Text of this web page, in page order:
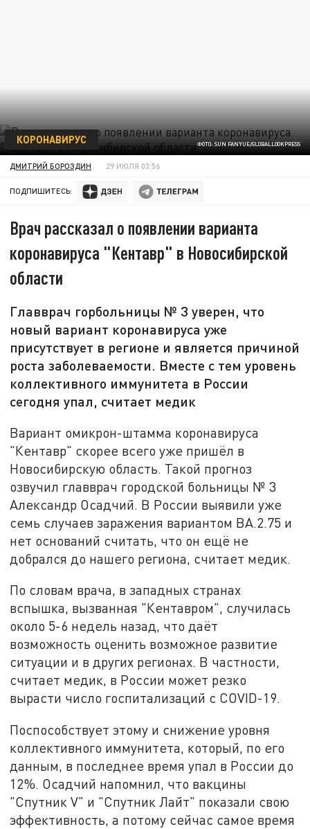
ФОТО: SUN FANYUE/GLOBALLOOKPRESS
КОРОНАВИРУС
ДМИТРИЙ БОРОЗДИН 29 ИЮЛЯ 03:56
ПОДПИШИТЕСЬ:
Врач рассказал о появлении варианта
коронавируса "Кентавр" в Новосибирской
области
Главврач горбольницы № 3 уверен, что
новый вариант коронавируса уже
присутствует в регионе и является причиной
роста заболеваемости. Вместе с тем уровень
коллективного иммунитета в России
сегодня упал, считает медик
Вариант омикрон-штамма коронавируса
"Кентавр" скорее всего уже пришёл в
Новосибирскую область. Такой прогноз
озвучил главврач городской больницы № 3
Александр Осадчий. В России выявили уже
семь случаев заражения вариантом BA.2.75 и
нет оснований считать, что он ещё не
добрался до нашего региона, считает медик.
По словам врача, в западных странах
вспышка, вызванная "Кентавром", случилась
около 5-6 недель назад, что даёт
возможность оценить возможное развитие
ситуации и в других регионах. В частности,
считает медик, в России может резко
вырасти число госпитализаций с COVID-19.
Поспособствует этому и снижение уровня
коллективного иммунитета, который, по его
данным, в последнее время упал в России до
12%. Осадчий напомнил, что вакцины
"Спутник V" и "Спутник Лайт" показали свою
эффективность, а потому сейчас самое время